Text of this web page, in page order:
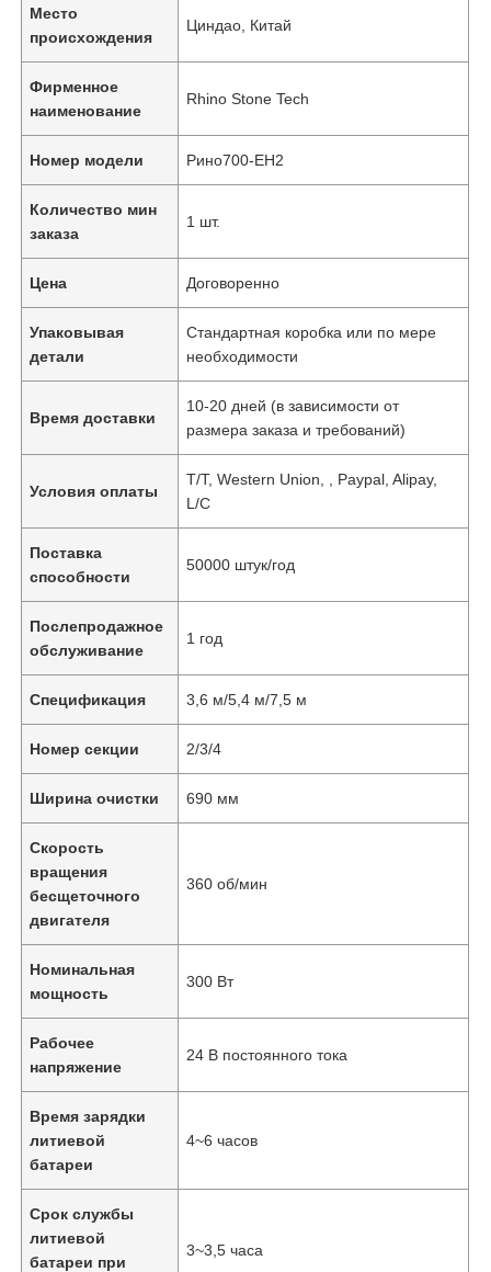
Место
происхождения
Циндао, Китай
Фирменное
наименование
Rhino Stone Tech
Номер модели Рино700-EH2
Количество мин
заказа
1 шт.
Цена Договоренно
Упаковывая
детали
Стандартная коробка или по мере
необходимости
Время доставки
10-20 дней (в зависимости от
размера заказа и требований)
Условия оплаты
T/T, Western Union, , Paypal, Alipay,
L/C
Поставка
способности
50000 штук/год
Послепродажное
обслуживание
1 год
Спецификация 3,6 м/5,4 м/7,5 м
Номер секции 2/3/4
Ширина очистки 690 мм
Скорость
вращения
бесщеточного
двигателя
360 об/мин
Номинальная
мощность
300 Вт
Рабочее
напряжение
24 В постоянного тока
Время зарядки
литиевой
батареи
4~6 часов
Срок службы
литиевой
батареи при
3~3,5 часа